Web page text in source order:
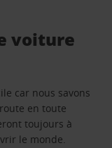
voiture
car nous savons
en toute
toujours à
le monde.